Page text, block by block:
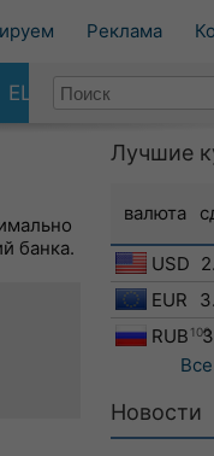
Реклама
ЕЩЕ
банка.
Лучшие
валюта
USD
EUR
RUB 100
Новости